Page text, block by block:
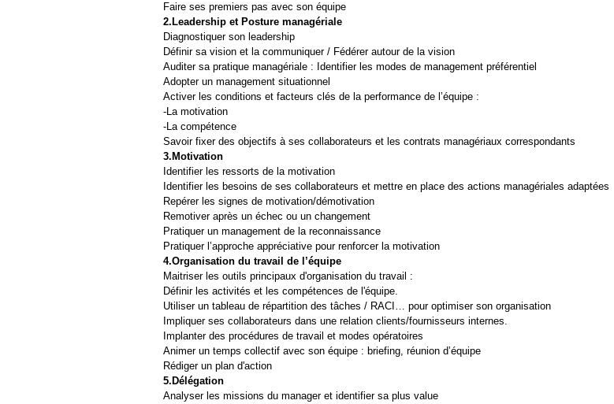
Faire ses premiers pas avec son équipe
2.Leadership et Posture managériale
Diagnostiquer son leadership
Définir sa vision et la communiquer / Fédérer autour de la vision
Auditer sa pratique managériale : Identifier les modes de management préférentiel
Adopter un management situationnel
Activer les conditions et facteurs clés de la performance de l’équipe :
-La motivation
-La compétence
Savoir fixer des objectifs à ses collaborateurs et les contrats managériaux correspondants
3.Motivation
Identifier les ressorts de la motivation
Identifier les besoins de ses collaborateurs et mettre en place des actions managériales adaptées
Repérer les signes de motivation/démotivation
Remotiver après un échec ou un changement
Pratiquer un management de la reconnaissance
Pratiquer l’approche appréciative pour renforcer la motivation
4.Organisation du travail de l’équipe
Maitriser les outils principaux d'organisation du travail :
Définir les activités et les compétences de l'équipe.
Utiliser un tableau de répartition des tâches / RACI… pour optimiser son organisation
Impliquer ses collaborateurs dans une relation clients/fournisseurs internes.
Implanter des procédures de travail et modes opératoires
Animer un temps collectif avec son équipe : briefing, réunion d’équipe
Rédiger un plan d'action
5.Délégation
Analyser les missions du manager et identifier sa plus value